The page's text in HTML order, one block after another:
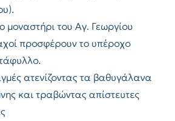
μοναστήρι του Αγ. Γεωργίου
προσφέρουν το υπέροχο
ατενίζοντας τα βαθυγάλανα
και τραβώντας απίστευτες